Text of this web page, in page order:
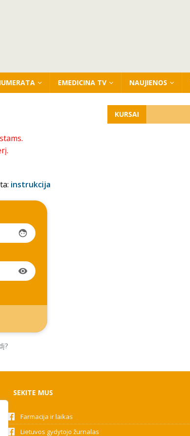
EMEDICINA TV NAUJIENOS
instrukcija
face
visibility
KURSAI
SEKITE MUS
Farmacija ir laikas
Lietuvos gydytojo žurnalas